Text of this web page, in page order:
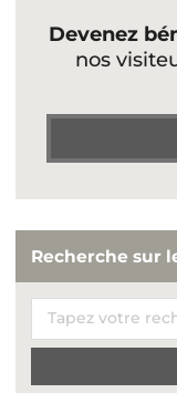
Devenez
nos
Recherche sur